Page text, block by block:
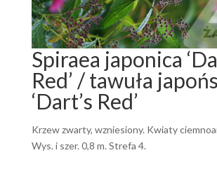
Spiraea japonica
Red’ / tawuła
‘Dart’s Red’
Krzew zwarty, wzniesiony. Kwiaty
Wys. i szer. 0,8 m. Strefa 4.